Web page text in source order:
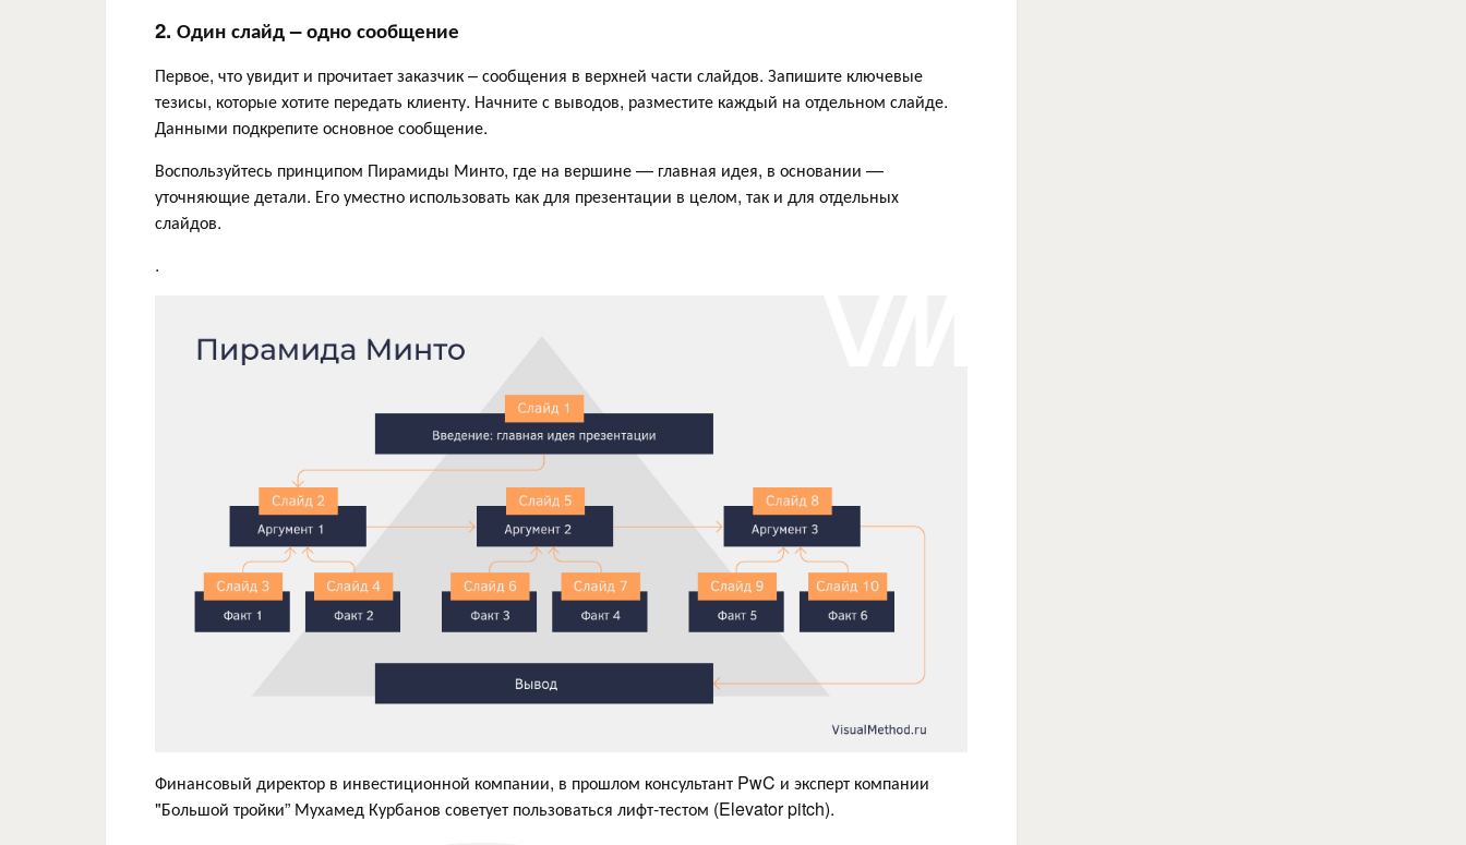
2. Один слайд – одно сообщение
Первое, что увидит и прочитает заказчик – сообщения в верхней части слайдов. Запишите ключевые
тезисы, которые хотите передать клиенту. Начните с выводов, разместите каждый на отдельном слайде.
Данными подкрепите основное сообщение.
Воспользуйтесь принципом Пирамиды Минто, где на вершине — главная идея, в основании —
уточняющие детали. Его уместно использовать как для презентации в целом, так и для отдельных
слайдов.
.
Финансовый директор в инвестиционной компании, в прошлом консультант PwC и эксперт компании
"Большой тройки” Мухамед Курбанов советует пользоваться лифт-тестом (Elevator pitch).